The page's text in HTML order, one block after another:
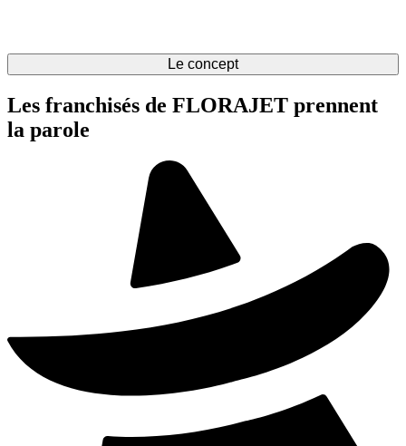
Le concept
Les franchisés de FLORAJET prennent
la parole